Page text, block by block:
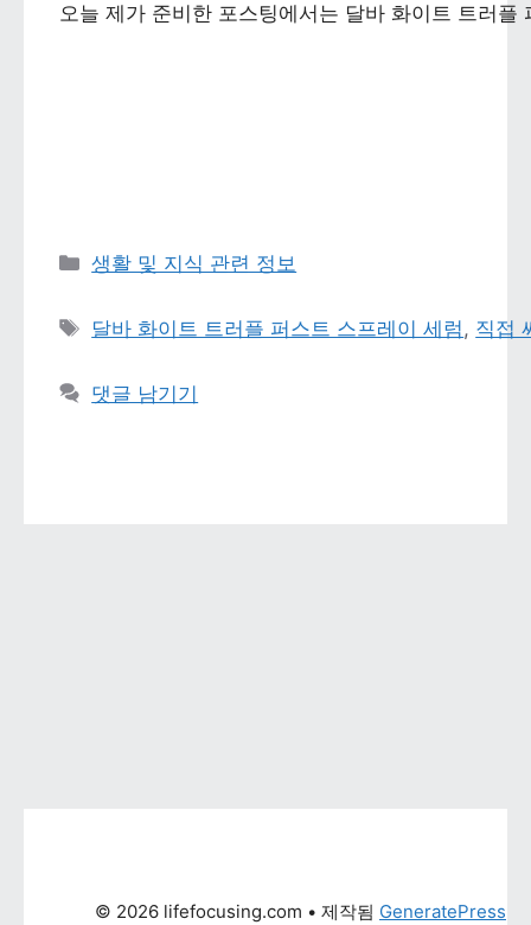
오늘 제가 준비한 포스팅에서는 달바 화이트 트러
카테고리
생활 및 지식 관련 정보
태그
달바 화이트 트러플 퍼스트 스프레이 세럼, 직접
댓글 남기기
© 2026 lifefocusing.com • 제작됨 GeneratePress